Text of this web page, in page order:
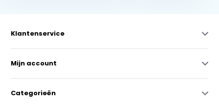
Klantenservice
Mijn account
Categorieën